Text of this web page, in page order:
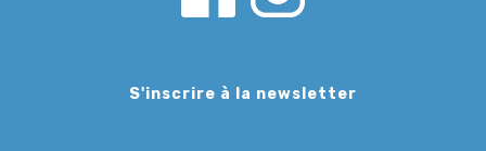
S'inscrire à la newsletter